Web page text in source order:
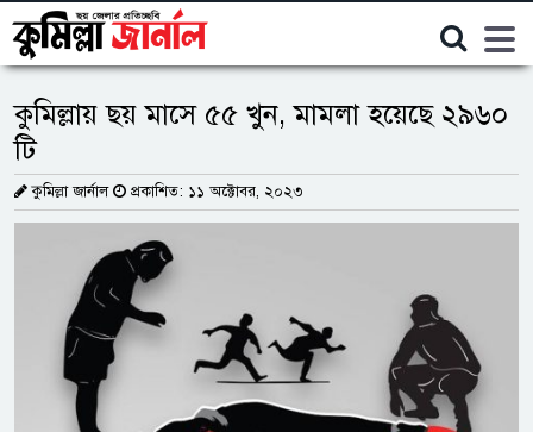
কুমিল্লা
কুমিল্লায় ছয় মাসে ৫৫ খুন, মামলা হয়েছে ২৯৬০
টি
কুমিল্লা জার্নাল প্রকাশিত: ১১ অক্টোবর, ২০২৩